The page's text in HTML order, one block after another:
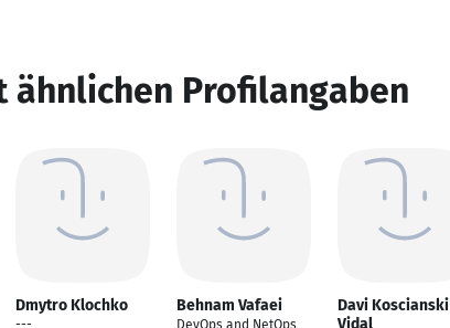
ähnlichen Profilangaben
Dmytro Klochko
---
Behnam Vafaei
DevOps and NetOps
Davi Koscianski
Vidal